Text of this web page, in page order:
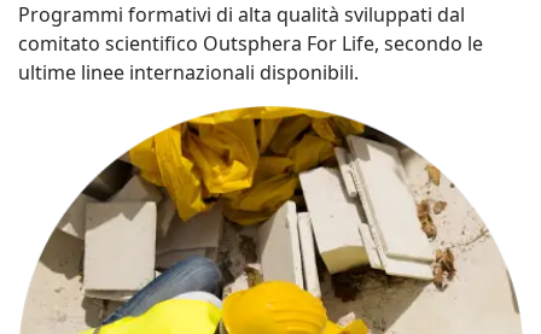
Programmi formativi di alta qualità sviluppati dal
comitato scientifico Outsphera For Life, secondo le
ultime linee internazionali disponibili.